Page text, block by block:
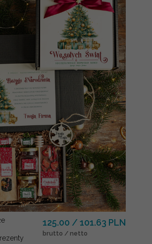
125.00 / 101.63 PLN
brutto / netto